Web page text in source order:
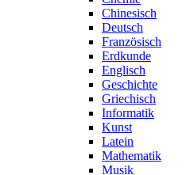
Chinesisch
Deutsch
Französisch
Erdkunde
Englisch
Geschichte
Griechisch
Informatik
Kunst
Latein
Mathematik
Musik